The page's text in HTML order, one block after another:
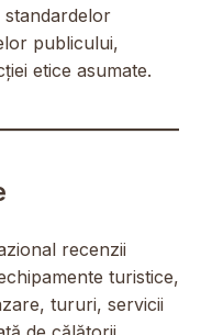
publicului,
etice asumate.
recenzii
turistice,
tururi, servicii